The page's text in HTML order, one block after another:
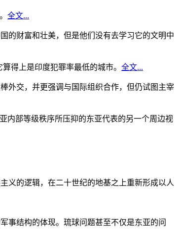
全文...
的财富和壮美，但是他们没有去学习它的文明中
得上是印度犯罪率最低的城市。 全文...
外交，并更强调与国际组织合作，但仍试图主宰
内部等级秩序所压抑的东亚代表的另一个周边视
义的逻辑，在二十世纪的地基之上重新形成以人
事结构的体现。琉球问题甚至不仅是东亚的问